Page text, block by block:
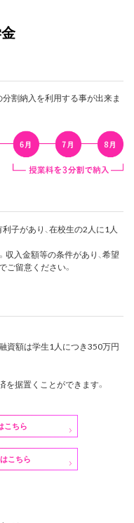
割納入を利用する事が出来ま
子があり、在校生の2人に1人
収入金額等の条件があり、希望
留意ください。
資額は学生1人につき350万円
据置くことができます。
こちら
こちら